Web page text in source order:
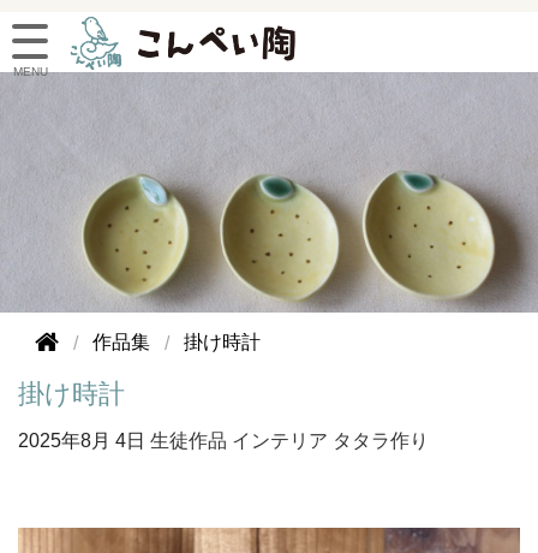
作品集 掛け時計
掛け時計
2025年8月 4日 生徒作品 インテリア タタラ作り